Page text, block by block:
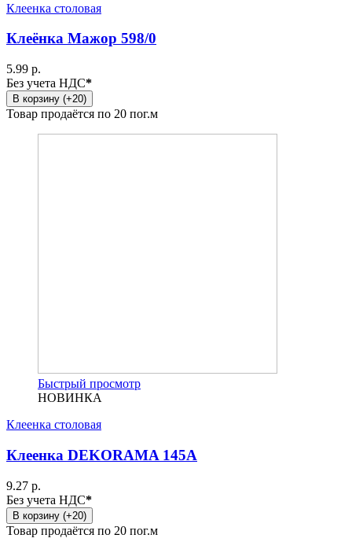
Клеенка столовая
Клеёнка Мажор 598/0
5.99 р.
Без учета НДС*
В корзину (+20)
Товар продаётся по 20 пог.м
Быстрый просмотр
НОВИНКА
Клеенка столовая
Клеенка DEKORAMA 145A
9.27 р.
Без учета НДС*
В корзину (+20)
Товар продаётся по 20 пог.м